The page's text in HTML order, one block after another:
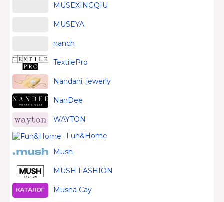
MUSEXINGQIU
MUSEYA
nanch
TextilePro
Nandani_jewerly
NanDee
WAYTON
Fun&Home
Mush
MUSH FASHION
Musha Cay